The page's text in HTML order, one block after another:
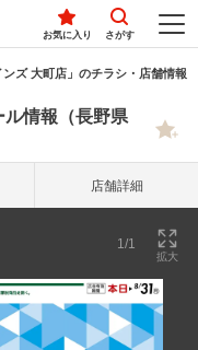
お気に入り さがす
ンズ 大町店」のチラシ・店舗情報
ル情報（長野県
店舗詳細
1/1
拡大